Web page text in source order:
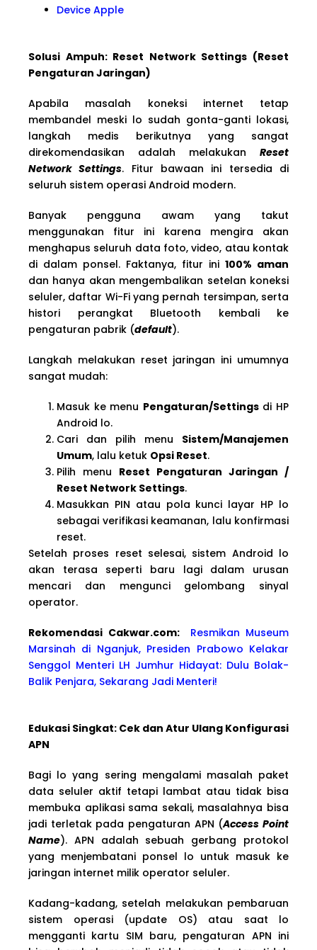
Device Apple
Solusi Ampuh: Reset Network Settings (Reset
Pengaturan Jaringan)
Apabila masalah koneksi internet tetap
membandel meski lo sudah gonta-ganti lokasi,
langkah medis berikutnya yang sangat
direkomendasikan adalah melakukan Reset
Network Settings. Fitur bawaan ini tersedia di
seluruh sistem operasi Android modern.
Banyak pengguna awam yang takut
menggunakan fitur ini karena mengira akan
menghapus seluruh data foto, video, atau kontak
di dalam ponsel. Faktanya, fitur ini 100% aman
dan hanya akan mengembalikan setelan koneksi
seluler, daftar Wi-Fi yang pernah tersimpan, serta
histori perangkat Bluetooth kembali ke
pengaturan pabrik (default).
Langkah melakukan reset jaringan ini umumnya
sangat mudah:
Masuk ke menu Pengaturan/Settingsdi HP
Android lo.
Cari dan pilih menu Sistem/Manajemen
Umum, lalu ketuk Opsi Reset.
Pilih menu Reset Pengaturan Jaringan /
Reset Network Settings.
Masukkan PIN atau pola kunci layar HP lo
sebagai verifikasi keamanan, lalu konfirmasi
reset.
Setelah proses reset selesai, sistem Android lo
akan terasa seperti baru lagi dalam urusan
mencari dan mengunci gelombang sinyal
operator.
Rekomendasi Cakwar.com: Resmikan Museum
Marsinah di Nganjuk, Presiden Prabowo Kelakar
Senggol Menteri LH Jumhur Hidayat: Dulu Bolak-
Balik Penjara, Sekarang Jadi Menteri!
Edukasi Singkat: Cek dan Atur Ulang Konfigurasi
APN
Bagi lo yang sering mengalami masalah paket
data seluler aktif tetapi lambat atau tidak bisa
membuka aplikasi sama sekali, masalahnya bisa
jadi terletak pada pengaturan APN (Access Point
Name). APN adalah sebuah gerbang protokol
yang menjembatani ponsel lo untuk masuk ke
jaringan internet milik operator seluler.
Kadang-kadang, setelah melakukan pembaruan
sistem operasi (update OS) atau saat lo
mengganti kartu SIM baru, pengaturan APN ini